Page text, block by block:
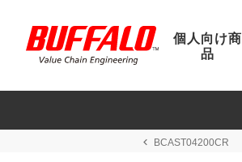
個人向け商
品
BCAST04200CR